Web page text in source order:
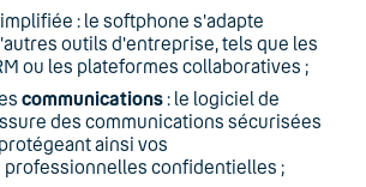
: le softphone s'adapte
outils d'entreprise, tels que les
ou les plateformes collaboratives ;
communications: le logiciel de
des communications sécurisées
ainsi vos
professionnelles confidentielles ;